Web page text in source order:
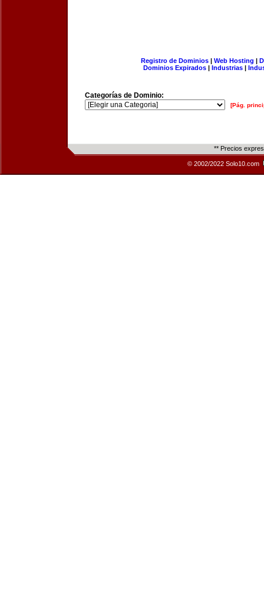
Registro de Dominios| Web Hosting |
Dominios Expirados | Industrias |
Categorías de Dominio:
[Pág.
** Precios
© 2002/2022 Solo10.com